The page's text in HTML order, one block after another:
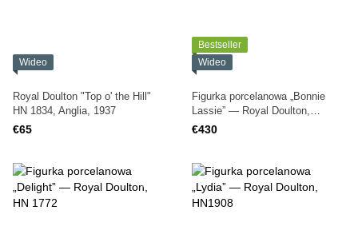
Wideo
Royal Doulton "Top o' the Hill"
HN 1834, Anglia, 1937
€65
Bestseller
Wideo
Figurka porcelanowa „Bonnie
Lassie” — Royal Doulton,
HN1626
€430